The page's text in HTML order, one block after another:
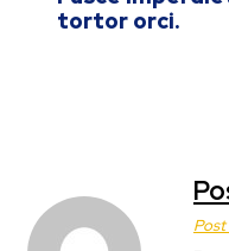
tortor orci.